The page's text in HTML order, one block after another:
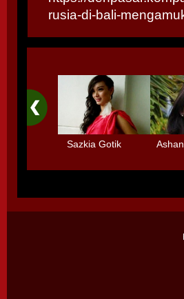
rusia-di-bali-
Sazkia Gotik
Sinetron
Otak